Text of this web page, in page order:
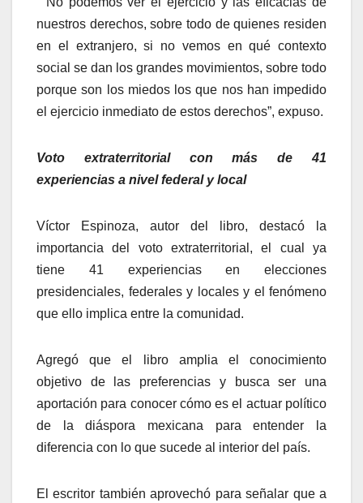
nuestros derechos, sobre todo de quienes residen
en el extranjero, si no vemos en qué contexto
social se dan los grandes movimientos, sobre todo
porque son los miedos los que nos han impedido
el ejercicio inmediato de estos derechos”, expuso.
Voto extraterritorial con más de 41
experiencias a nivel federal y local
Víctor Espinoza, autor del libro, destacó la
importancia del voto extraterritorial, el cual ya
tiene 41 experiencias en elecciones
presidenciales, federales y locales y el fenómeno
que ello implica entre la comunidad.
Agregó que el libro amplia el conocimiento
objetivo de las preferencias y busca ser una
aportación para conocer cómo es el actuar político
de la diáspora mexicana para entender la
diferencia con lo que sucede al interior del país.
El escritor también aprovechó para señalar que a